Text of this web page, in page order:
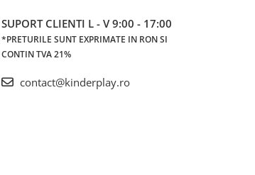
SUPORT CLIENTI L - V 9:00 - 17:00
*PRETURILE SUNT EXPRIMATE IN RON SI
CONTIN TVA 21%
contact@kinderplay.ro